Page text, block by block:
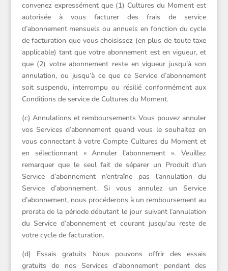
convenez expressément que (1) Cultures du Moment est
autorisée à vous facturer des frais de service
d’abonnement mensuels ou annuels en fonction du cycle
de facturation que vous choisissez (en plus de toute taxe
applicable) tant que votre abonnement est en vigueur, et
que (2) votre abonnement reste en vigueur jusqu’à son
annulation, ou jusqu’à ce que ce Service d’abonnement
soit suspendu, interrompu ou résilié conformément aux
Conditions de service de Cultures du Moment.
(c) Annulations et remboursements Vous pouvez annuler
vos Services d’abonnement quand vous le souhaitez en
vous connectant à votre Compte Cultures du Moment et
en sélectionnant « Annuler l’abonnement ». Veuillez
remarquer que le seul fait de séparer un Produit d’un
Service d’abonnement n’entraîne pas l’annulation du
Service d’abonnement. Si vous annulez un Service
d’abonnement, nous procéderons à un remboursement au
prorata de la période débutant le jour suivant l’annulation
du Service d’abonnement et courant jusqu’au reste de
votre cycle de facturation.
(d) Essais gratuits Nous pouvons offrir des essais
gratuits de nos Services d’abonnement pendant des